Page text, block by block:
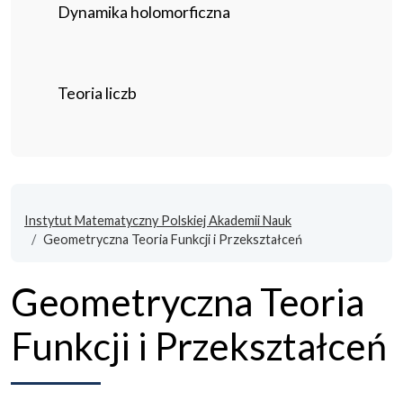
Dynamika holomorficzna
Teoria liczb
Instytut Matematyczny Polskiej Akademii Nauk
Geometryczna Teoria Funkcji i Przekształceń
Geometryczna Teoria
Funkcji i Przekształceń